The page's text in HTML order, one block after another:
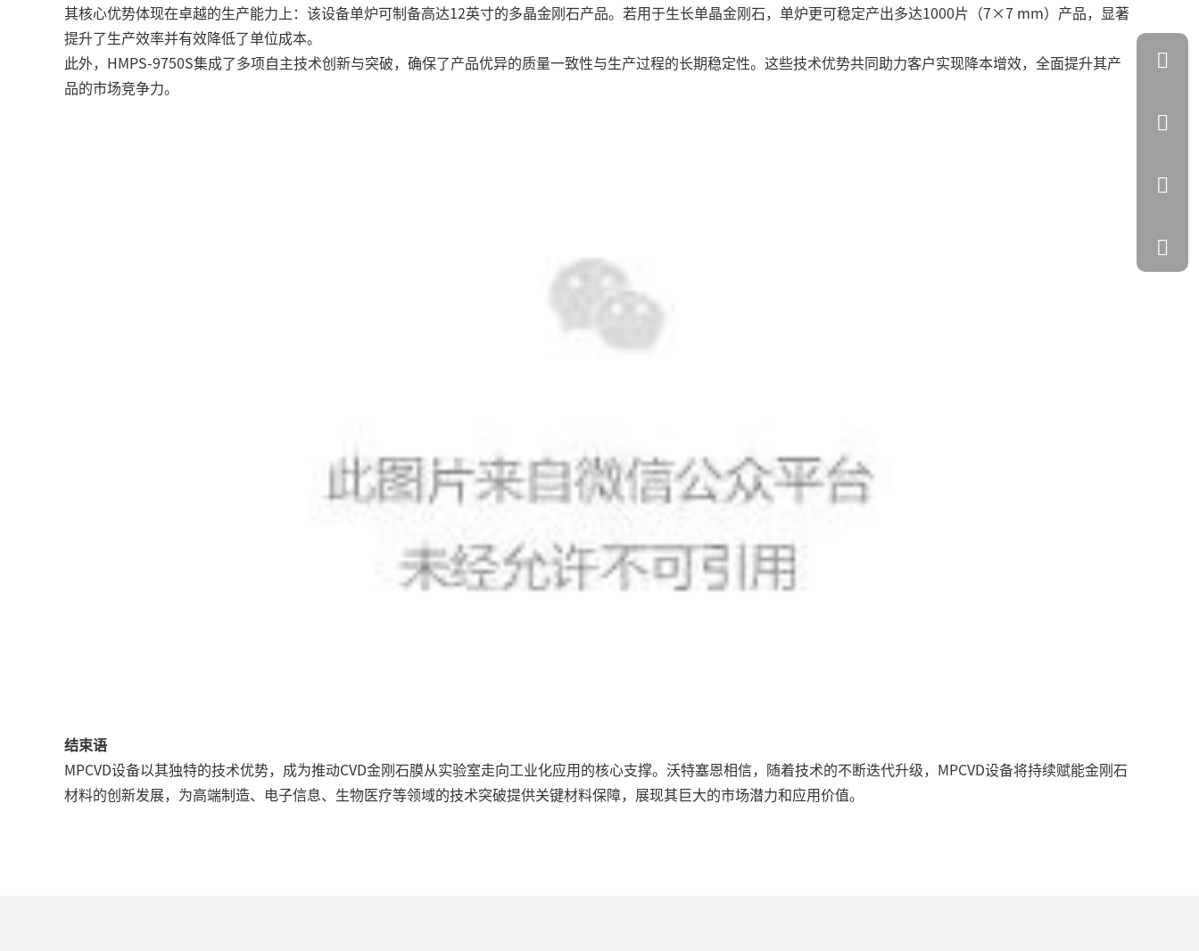
其核心优势体现在卓越的生产能力上：该设备单炉可制备高达12英寸的多晶金刚石产品。若用于生长单晶金刚石，单炉更可稳定产出多达1000片（7×7 mm）产品，显著
提升了生产效率并有效降低了单位成本。
此外，HMPS-9750S集成了多项自主技术创新与突破，确保了产品优异的质量一致性与生产过程的长期稳定性。这些技术优势共同助力客户实现降本增效，全面提升其产
品的市场竞争力。
结束语
MPCVD设备以其独特的技术优势，成为推动CVD金刚石膜从实验室走向工业化应用的核心支撑。沃特塞恩相信，随着技术的不断迭代升级，MPCVD设备将持续赋能金刚石
材料的创新发展，为高端制造、电子信息、生物医疗等领域的技术突破提供关键材料保障，展现其巨大的市场潜力和应用价值。